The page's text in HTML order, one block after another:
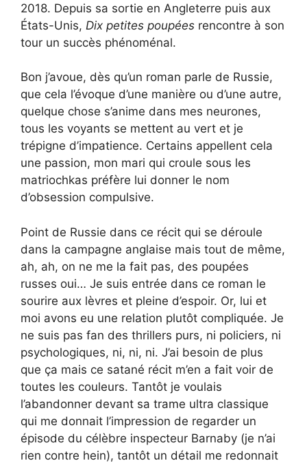
2018. Depuis sa sortie en Angleterre puis aux
États-Unis, Dix petites poupées rencontre à son
tour un succès phénoménal.
Bon j’avoue, dès qu’un roman parle de Russie,
que cela l’évoque d’une manière ou d’une autre,
quelque chose s’anime dans mes neurones,
tous les voyants se mettent au vert et je
trépigne d’impatience. Certains appellent cela
une passion, mon mari qui croule sous les
matriochkas préfère lui donner le nom
d’obsession compulsive.
Point de Russie dans ce récit qui se déroule
dans la campagne anglaise mais tout de même,
ah, ah, on ne me la fait pas, des poupées
russes oui… Je suis entrée dans ce roman le
sourire aux lèvres et pleine d’espoir. Or, lui et
moi avons eu une relation plutôt compliquée. Je
ne suis pas fan des thrillers purs, ni policiers, ni
psychologiques, ni, ni, ni. J’ai besoin de plus
que ça mais ce satané récit m’en a fait voir de
toutes les couleurs. Tantôt je voulais
l’abandonner devant sa trame ultra classique
qui me donnait l’impression de regarder un
épisode du célèbre inspecteur Barnaby (je n’ai
rien contre hein), tantôt un détail me redonnait